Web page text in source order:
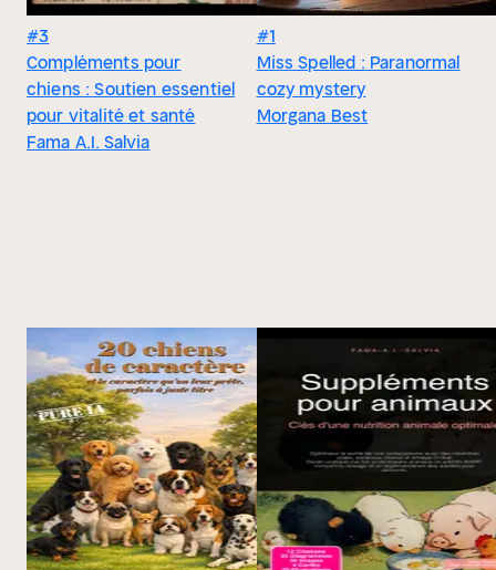
#3
Compléments pour
chiens : Soutien essentiel
pour vitalité et santé
Fama A.I. Salvia
#1
Miss Spelled : Paranormal
cozy mystery
Morgana Best